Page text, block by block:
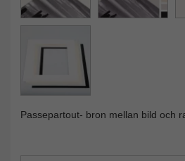
Passepartout- bron mellan bild och